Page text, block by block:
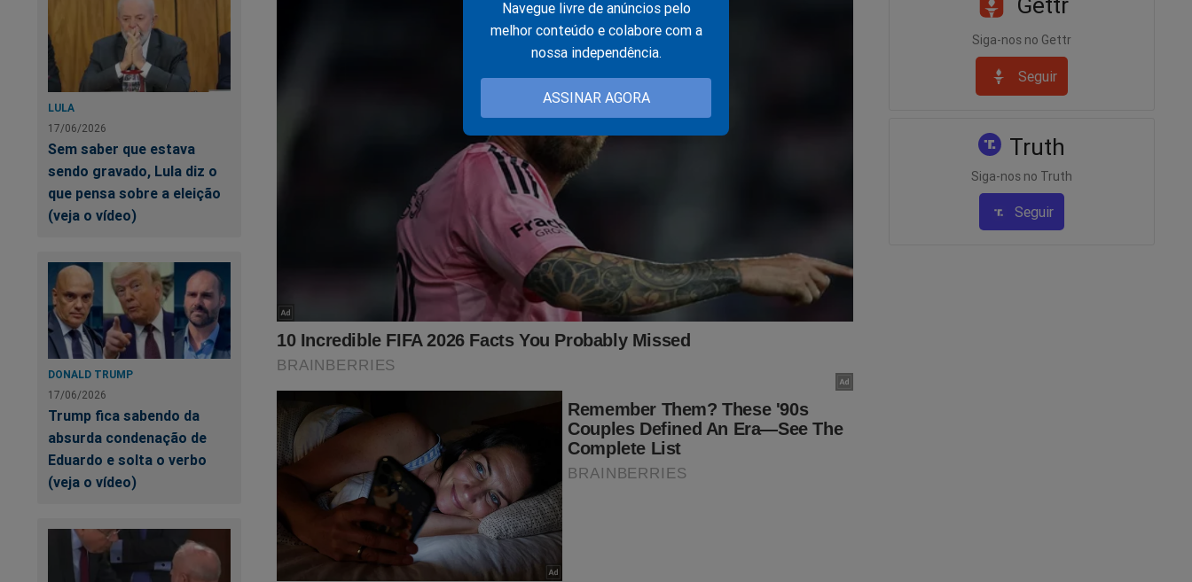
Navegue livre de anúncios pelo
melhor conteúdo e colabore com a
nossa independência.
ASSINAR AGORA
LULA
17/06/2026
Sem saber que estava
sendo gravado, Lula diz o
que pensa sobre a eleição
(veja o vídeo)
DONALD TRUMP
17/06/2026
Trump fica sabendo da
absurda condenação de
Eduardo e solta o verbo
(veja o vídeo)
Siga-nos no Gettr
Seguir
Truth
Siga-nos no Truth
Seguir